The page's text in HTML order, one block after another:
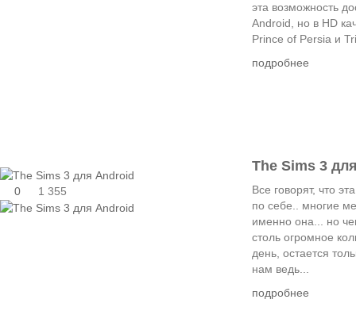
эта возможность
Android, но в HD
Prince of Persia и
подробнее
0 1 355
The Sims 3
Все говорят, что
по себе.. многие
именно она... но
столь огромное
день, остается
нам ведь...
подробнее